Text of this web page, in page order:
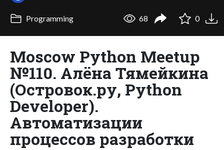
Programming 68 0
Moscow Python Meetup
№110. Алёна Тямейкина
(Островок.ру, Python
Developer).
Автоматизации
процессов разработки